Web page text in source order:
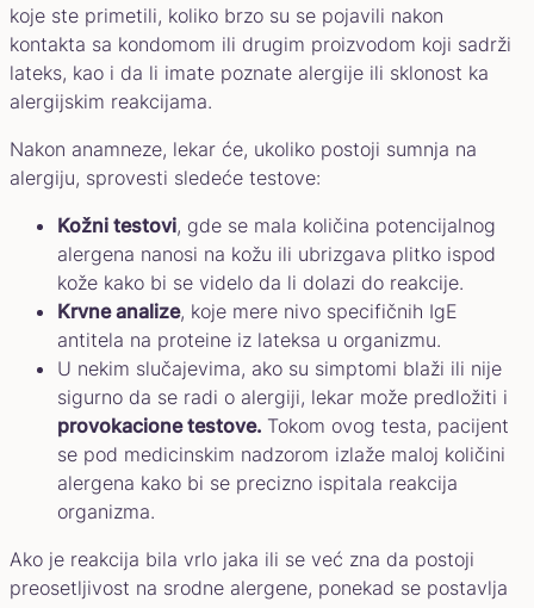
koje ste primetili, koliko brzo su se pojavili nakon
kontakta sa kondomom ili drugim proizvodom koji sadrži
lateks, kao i da li imate poznate alergije ili sklonost ka
alergijskim reakcijama.
Nakon anamneze, lekar će, ukoliko postoji sumnja na
alergiju, sprovesti sledeće testove:
Kožni testovi, gde se mala količina potencijalnog
alergena nanosi na kožu ili ubrizgava plitko ispod
kože kako bi se videlo da li dolazi do reakcije.
Krvne analize, koje mere nivo specifičnih IgE
antitela na proteine iz lateksa u organizmu.
U nekim slučajevima, ako su simptomi blaži ili nije
sigurno da se radi o alergiji, lekar može predložiti i
provokacione testove. Tokom ovog testa, pacijent
se pod medicinskim nadzorom izlaže maloj količini
alergena kako bi se precizno ispitala reakcija
organizma.
Ako je reakcija bila vrlo jaka ili se već zna da postoji
preosetljivost na srodne alergene, ponekad se postavlja